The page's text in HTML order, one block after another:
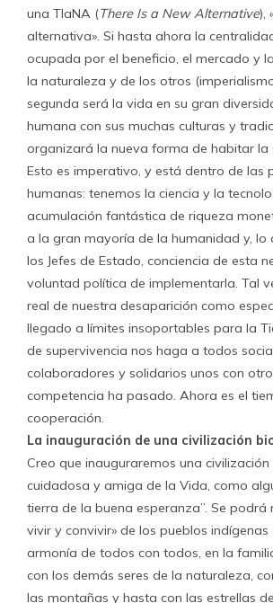
una TIaNA (There Is a New Alternative),
alternativa». Si hasta ahora la
ocupada por el beneficio, el mercado y
la naturaleza y de los otros
segunda será la vida en su gran
humana con sus muchas culturas y
organizará la nueva forma de habitar la
Esto es imperativo, y está dentro de las
humanas: tenemos la ciencia y la
acumulación fantástica de riqueza
a la gran mayoría de la humanidad y, lo
los Jefes de Estado, conciencia de esta
voluntad política de implementarla. Tal
real de nuestra desaparición como
llegado a límites insoportables para la
de supervivencia nos haga a todos
colaboradores y solidarios unos con
competencia ha pasado. Ahora es el
cooperación.
La inauguración de una civilización
Creo que inauguraremos una
cuidadosa y amiga de la Vida, como
tierra de la buena esperanza”. Se podrá
vivir y convivir» de los pueblos indígenas
armonía de todos con todos, en la
con los demás seres de la naturaleza,
las montañas y hasta con las estrellas